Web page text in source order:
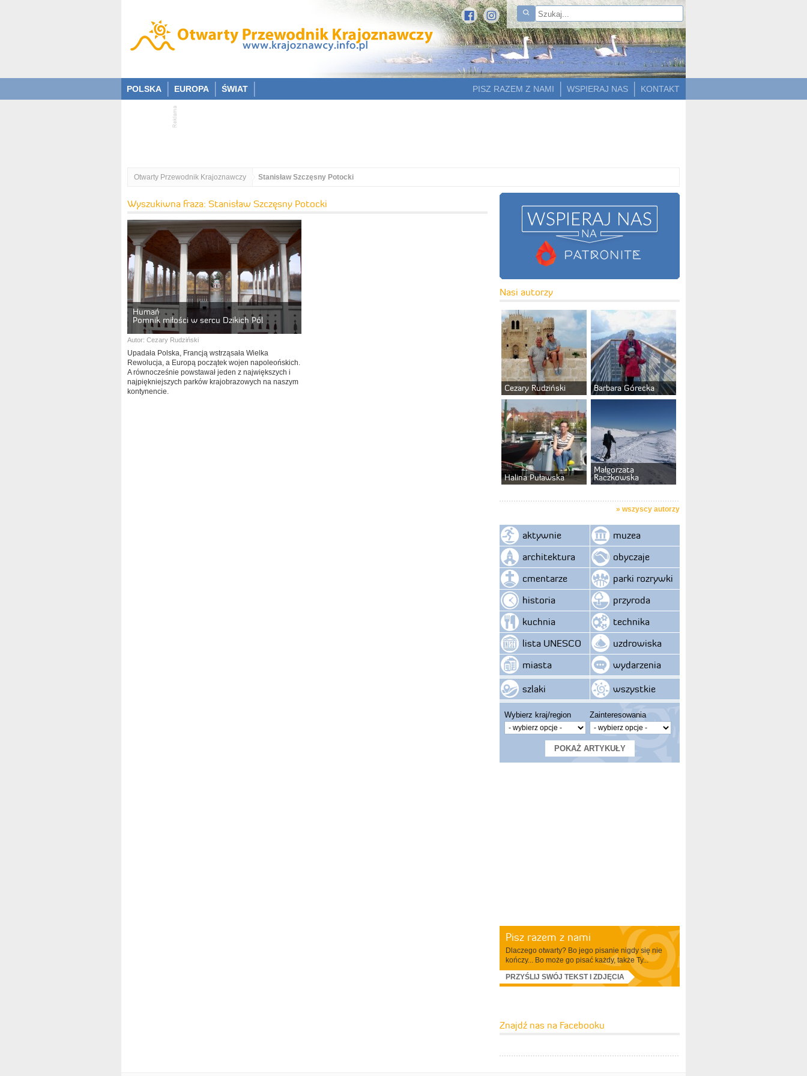
POLSKA EUROPA ŚWIAT KONTAKT
WSPIERAJ NAS
PISZ RAZEM Z NAMI
Otwarty Przewodnik Krajoznawczy Stanisław Szczęsny Potocki
Wyszukiwna fraza: Stanisław Szczęsny Potocki
Humań
Pomnik miłości w sercu Dzikich Pól
Autor: Cezary Rudziński
Upadała Polska, Francją wstrząsała Wielka
Rewolucja, a Europą początek wojen napoleońskich.
A równocześnie powstawał jeden z największych i
najpiękniejszych parków krajobrazowych na naszym
kontynencie.
Nasi autorzy
Cezary Rudziński Barbara Górecka
Halina Puławska
Małgorzata
Raczkowska
» wszyscy autorzy
aktywnie
architektura
cmentarze
historia
kuchnia
lista UNESCO
miasta
szlaki
muzea
obyczaje
parki rozrywki
przyroda
technika
uzdrowiska
wydarzenia
wszystkie
Wybierz kraj/region Zainteresowania
Pisz razem z nami
Dlaczego otwarty? Bo jego pisanie nigdy się nie
kończy... Bo może go pisać każdy, także Ty...
PRZYŚLIJ SWÓJ TEKST I ZDJĘCIA
Znajdź nas na Facebooku